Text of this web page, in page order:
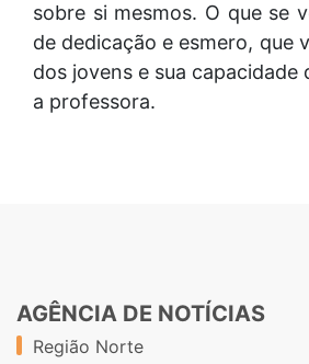
sobre si mesmos. O que se
de dedicação e esmero, que
dos jovens e sua capacidade
a professora.
AGÊNCIA DE NOTÍCIAS
Região Norte